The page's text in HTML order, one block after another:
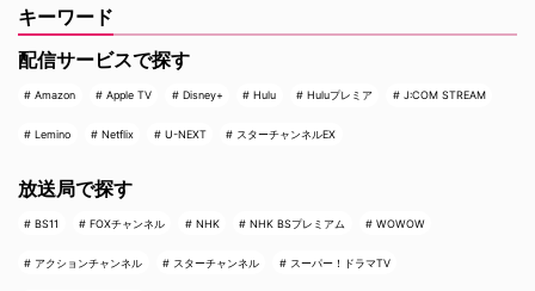
キーワード
配信サービスで探す
Amazon Apple TV Disney+ Hulu Huluプレミア J:COM STREAM
Lemino Netflix U-NEXT スターチャンネルEX
放送局で探す
BS11 FOXチャンネル NHK NHK BSプレミアム WOWOW
アクションチャンネル スターチャンネル スーパー！ドラマTV